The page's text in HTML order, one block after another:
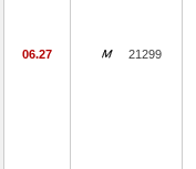
06.27 21299